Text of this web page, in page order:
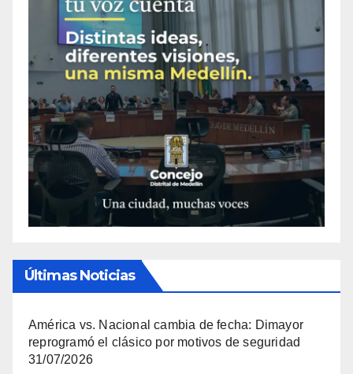
Últimas Noticias
América vs. Nacional cambia de fecha: Dimayor
reprogramó el clásico por motivos de seguridad
31/07/2026